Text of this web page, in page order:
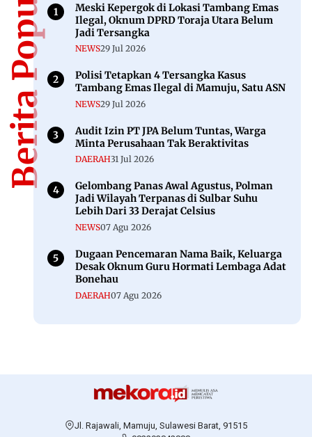
ADVERTORIAL
Sandeq Silumba 2025 Resmi Dibuka, 550
Pelaut Bakal Ramaikan Laut Sulbar
ADVERTORIAL
Wakil Ketua DPRD Sulbar Hadiri Dialog
08 Mei 2026
ADVERTORIAL
Bonda, Warga Keluhkan Jalan Rusak dan
Minim Fasilitas Kesehatan
11 Jun 2025
Berita Populer
Meski Kepergok di Lokasi Tambang Emas
NEWS29 Jul 2026
Audit Izin PT JPA Belum Tuntas, Warga
Minta Perusahaan Tak Beraktivitas